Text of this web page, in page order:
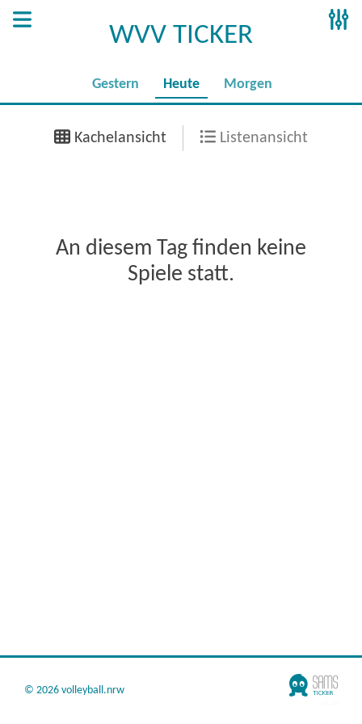
WVV TICKER
Gestern Heute Morgen
Kachelansicht Listenansicht
An diesem Tag finden keine
Spiele statt.
© 2026 volleyball.nrw